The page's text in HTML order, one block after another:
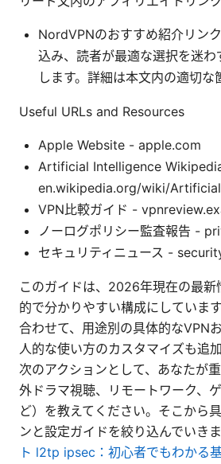
NordVPNのおすすめ紹介リン
込み、読者が最適な選択を迷
します。詳細は本文内の適切な
Useful URLs and Resources
Apple Website - apple.com
Artificial Intelligence
en.wikipedia.org/wiki/
VPN比較ガイド -
ノーログポリシー監査報告 -
セキュリティニュース -
このガイドは、2026年現在の最新
的で分かりやすい構成にしていま
合わせて、用途別の具体的なVPN
人的な使い方のカスタマイズも追
次のアクションとして、あなたが
外ドラマ視聴、リモートワーク、
ど）を教えてください。そこから
ンと設定ガイドを絞り込んでいきま
ト l2tp ipsec：初心者でもわかる